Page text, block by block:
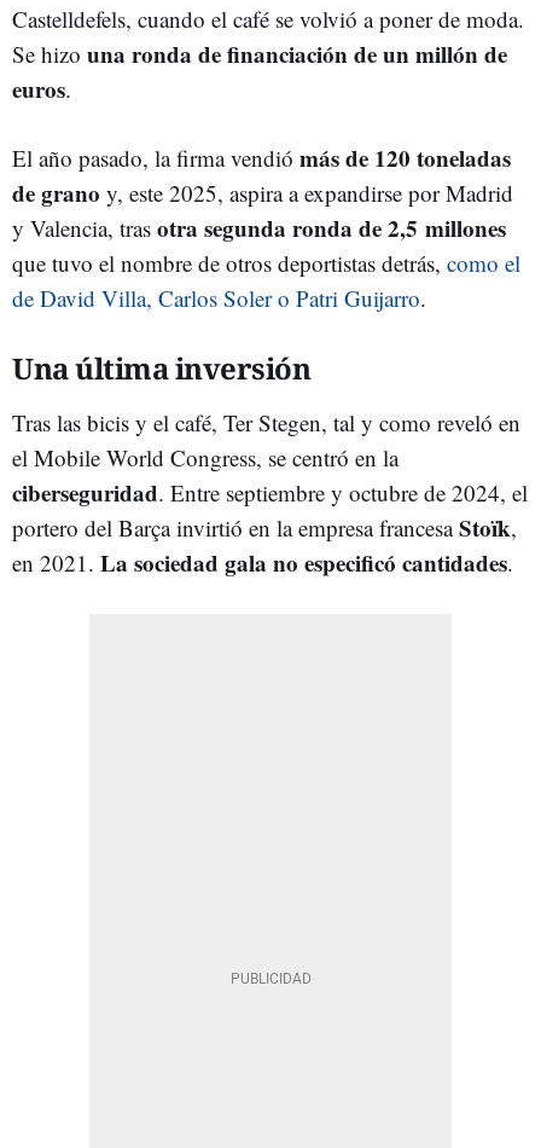
Castelldefels, cuando el café se volvió a poner de moda.
Se hizo una ronda de financiación de un millón de
euros.
El año pasado, la firma vendió más de 120 toneladas
de grano y, este 2025, aspira a expandirse por Madrid
y Valencia, tras otra segunda ronda de 2,5 millones
que tuvo el nombre de otros deportistas detrás, como el
de David Villa, Carlos Soler o Patri Guijarro.
Una última inversión
Tras las bicis y el café, Ter Stegen, tal y como reveló en
el Mobile World Congress, se centró en la
ciberseguridad. Entre septiembre y octubre de 2024, el
portero del Barça invirtió en la empresa francesaStoïk,
en 2021. La sociedad gala no especificó cantidades.